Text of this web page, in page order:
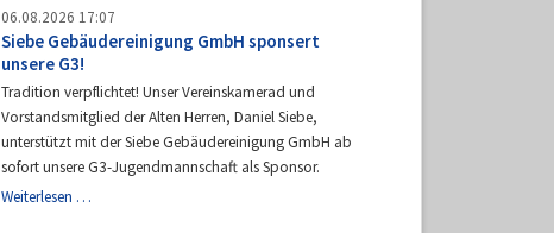
06.08.2026 17:07
Siebe Gebäudereinigung GmbH sponsert
unsere G3!
Tradition verpflichtet! Unser Vereinskamerad und
Vorstandsmitglied der Alten Herren, Daniel Siebe,
unterstützt mit der Siebe Gebäudereinigung GmbH ab
sofort unsere G3-Jugendmannschaft als Sponsor.
Weiterlesen …